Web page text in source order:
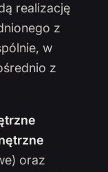
realizację
z
w
z
oraz